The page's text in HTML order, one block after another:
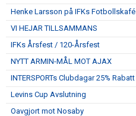
Henke Larsson på IFKs Fotbollskafé
VI HEJAR TILLSAMMANS
IFKs Årsfest / 120-Årsfest
NYTT ARMIN-MÅL MOT AJAX
INTERSPORTs Clubdagar 25% Rabatt
Levins Cup Avslutning
Oavgjort mot Nosaby